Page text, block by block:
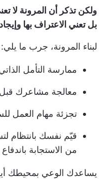
ولكن تذكر أن المرونة لا
بل تعني الاعتراف بها
لبناء المرونة، جرب ما يلي:
ممارسة التأمل
معالجة مشاعرك قبل
تجزئة مهام العمل
قيّم نفسك بانتظام
من الاستجابة باندفاع
يساعدك الوعي بمحيطك